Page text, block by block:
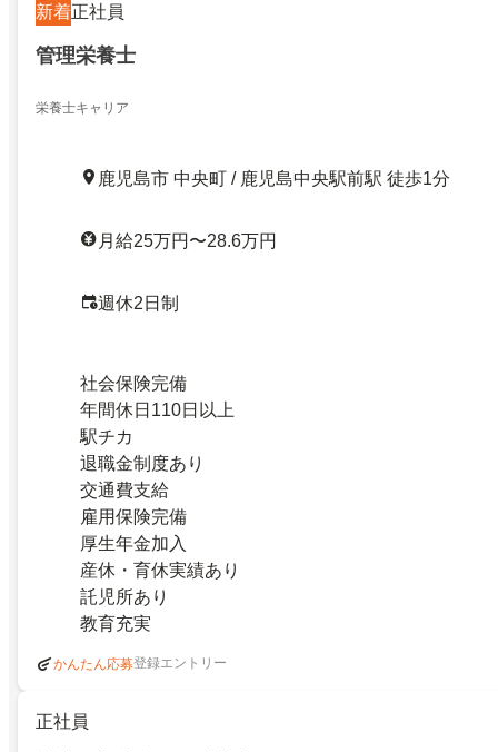
新着正社員
管理栄養士
栄養士キャリア
鹿児島市 中央町 / 鹿児島中央駅前駅 徒歩1分
月給25万円〜28.6万円
週休2日制
社会保険完備
年間休日110日以上
駅チカ
退職金制度あり
交通費支給
雇用保険完備
厚生年金加入
産休・育休実績あり
託児所あり
教育充実
かんたん応募登録エントリー
正社員